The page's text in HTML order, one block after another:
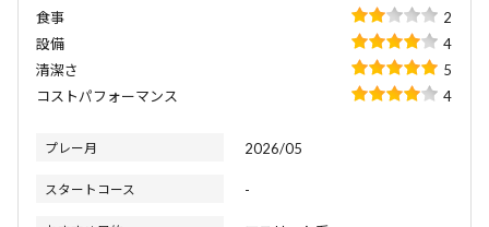
食事
2
設備
4
清潔さ
5
コストパフォーマンス
4
プレー月 2026/05
スタートコース -